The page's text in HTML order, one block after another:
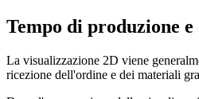
Tempo di produzione e
La visualizzazione 2D viene
ricezione dell'ordine e dei materiali